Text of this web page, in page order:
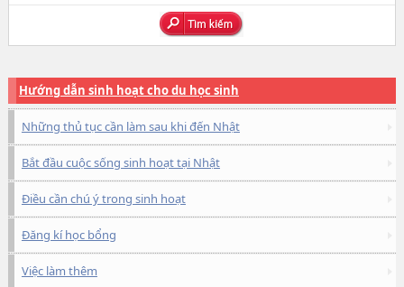
Hướng dẫn sinh hoạt cho du học sinh
Những thủ tục cần làm sau khi đến Nhật
Bắt đầu cuộc sống sinh hoạt tại Nhật
Điều cần chú ý trong sinh hoạt
Đăng kí học bổng
Việc làm thêm